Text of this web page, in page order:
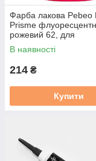
Огляд каталогу
Фарба лакова Pebeo
Prisme
рожевий 62, для
фантастичних ефектів
В наявності
214 ₴
Купити